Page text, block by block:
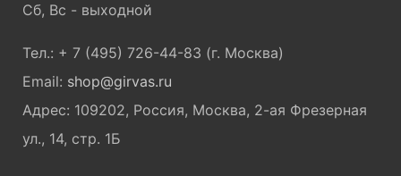
Сб, Вс - выходной
Тел.: + 7 (495) 726-44-83 (г. Москва)
Email: shop@girvas.ru
Адрес: 109202, Россия, Москва, 2-ая Фрезерная
ул., 14, стр. 1Б